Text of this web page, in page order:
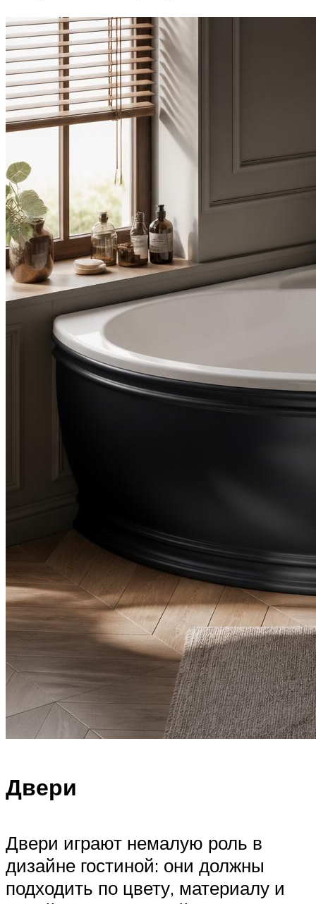
Двери
Двери играют немалую роль в
дизайне гостиной: они должны
подходить по цвету, материалу и